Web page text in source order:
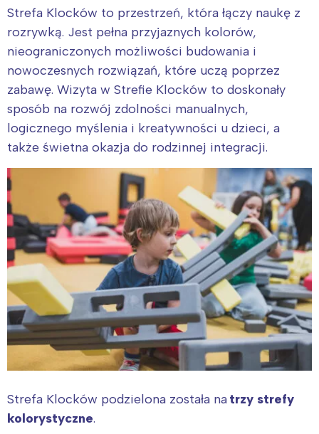
Strefa Klocków to przestrzeń, która łączy naukę z
rozrywką. Jest pełna przyjaznych kolorów,
nieograniczonych możliwości budowania i
nowoczesnych rozwiązań, które uczą poprzez
zabawę. Wizyta w Strefie Klocków to doskonały
sposób na rozwój zdolności manualnych,
logicznego myślenia i kreatywności u dzieci, a
także świetna okazja do rodzinnej integracji.
Strefa Klocków podzielona została natrzy strefy
kolorystyczne.